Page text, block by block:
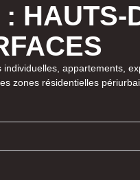
: HAUTS-
appartements,
zones résidentielles